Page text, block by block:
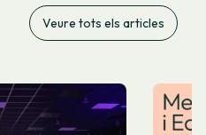
Veure tots els articles